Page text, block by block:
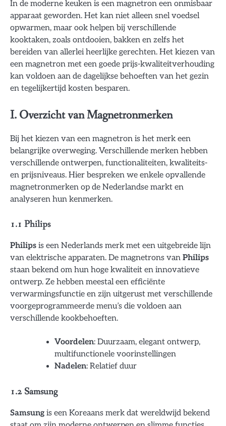
In de moderne keuken is een magnetron een onmisbaar
apparaat geworden. Het kan niet alleen snel voedsel
opwarmen, maar ook helpen bij verschillende
kooktaken, zoals ontdooien, bakken en zelfs het
bereiden van allerlei heerlijke gerechten. Het kiezen van
een magnetron met een goede prijs-kwaliteitverhouding
kan voldoen aan de dagelijkse behoeften van het gezin
en tegelijkertijd kosten besparen.
I. Overzicht van Magnetronmerken
Bij het kiezen van een magnetron is het merk een
belangrijke overweging. Verschillende merken hebben
verschillende ontwerpen, functionaliteiten, kwaliteits-
en prijsniveaus. Hier bespreken we enkele opvallende
magnetronmerken op de Nederlandse markt en
analyseren hun kenmerken.
1.1 Philips
Philips is een Nederlands merk met een uitgebreide lijn
van elektrische apparaten. De magnetrons van Philips
staan bekend om hun hoge kwaliteit en innovatieve
ontwerp. Ze hebben meestal een efficiënte
verwarmingsfunctie en zijn uitgerust met verschillende
voorgeprogrammeerde menu’s die voldoen aan
verschillende kookbehoeften.
Voordelen: Duurzaam, elegant ontwerp,
multifunctionele voorinstellingen
Nadelen: Relatief duur
1.2 Samsung
Samsung is een Koreaans merk dat wereldwijd bekend